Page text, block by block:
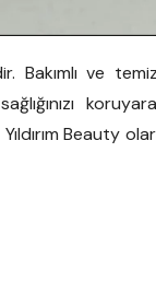
ve
Beauty